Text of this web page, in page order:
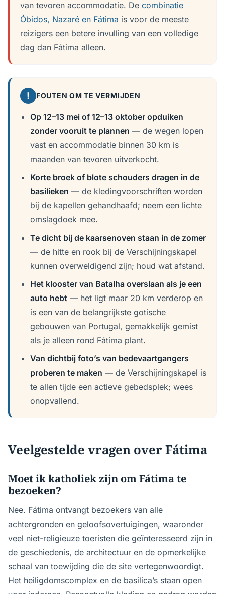
van tevoren accommodatie. De combinatie
Óbidos, Nazaré en Fátima is voor de meeste
reizigers een betere invulling van een volledige
dag dan Fátima alleen.
! FOUTEN OM TE VERMIJDEN
Op 12–13 mei of 12–13 oktober opduiken
zonder vooruit te plannen — de wegen lopen
vast en accommodatie binnen 30 km is
maanden van tevoren uitverkocht.
Korte broek of blote schouders dragen in de
basilieken — de kledingvoorschriften worden
bij de kapellen gehandhaafd; neem een lichte
omslagdoek mee.
Te dicht bij de kaarsenoven staan in de zomer
— de hitte en rook bij de Verschijningskapel
kunnen overweldigend zijn; houd wat afstand.
Het klooster van Batalha overslaan als je een
auto hebt — het ligt maar 20 km verderop en
is een van de belangrijkste gotische
gebouwen van Portugal, gemakkelijk gemist
als je alleen rond Fátima plant.
Van dichtbij foto’s van bedevaartgangers
proberen te maken — de Verschijningskapel is
te allen tijde een actieve gebedsplek; wees
onopvallend.
Veelgestelde vragen over Fátima
Moet ik katholiek zijn om Fátima te
bezoeken?
Nee. Fátima ontvangt bezoekers van alle
achtergronden en geloofsovertuigingen, waaronder
veel niet-religieuze toeristen die geïnteresseerd zijn in
de geschiedenis, de architectuur en de opmerkelijke
schaal van toewijding die de site vertegenwoordigt.
Het heiligdomscomplex en de basilica’s staan open